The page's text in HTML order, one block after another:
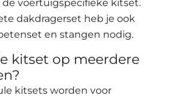
de voertuigspecifieke kitset.
dakdragerset heb je ook
en stangen nodig.
kitset op meerdere
kitsets worden voor